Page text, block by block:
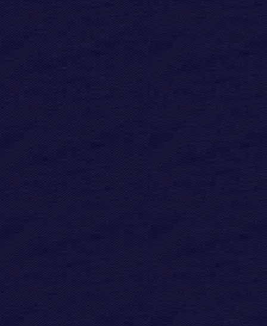
Familienmitglieder mit dem
sind deshalb grundsätzlich
Stammreihe, bei denen die
Geschwister sind
aufgeführt. Nur bei längeren
Gründen der
Söhne, die eine
Ende der jeweiligen
namentlich erwähnt –
Wird die Aufzählung einer
unterbrochen, ist bei der
Schwester) der Name des
Die zusätzlichen
oder Kinder") beziehen sich
darüberstehende
Nachkommen aus mehreren
entsprechenden Hinweisen